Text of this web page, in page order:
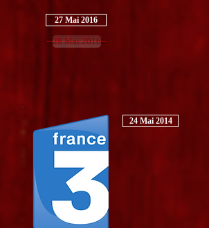
27 Mai 2016
28 Mai 2016
24 Mai 2014